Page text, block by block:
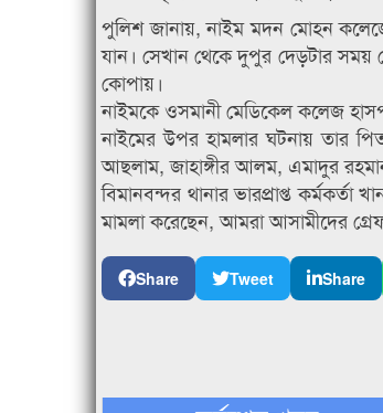
পুলিশ জানায়, নাইম মদন মোহন
যান। সেখান থেকে দুপুর দেড়টার সময়
কোপায়।
নাইমকে ওসমানী মেডিকেল কলেজ
নাইমের উপর হামলার ঘটনায় তার
আছলাম, জাহাঙ্গীর আলম, এমাদুর
বিমানবন্দর থানার ভারপ্রাপ্ত
মামলা করেছেন, আমরা আসামীদের
Share Tweet Share